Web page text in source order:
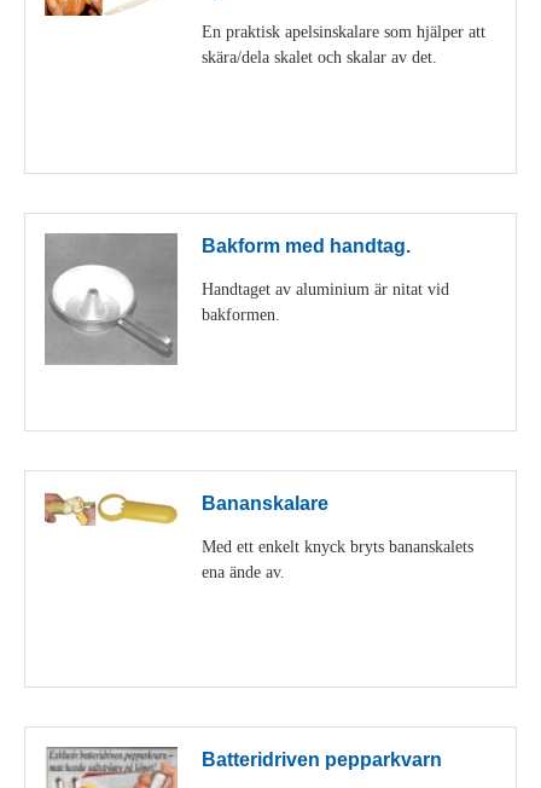
En praktisk apelsinskalare som hjälper att
skära/dela skalet och skalar av det.
Bakform med handtag.
Handtaget av aluminium är nitat vid
bakformen.
Bananskalare
Med ett enkelt knyck bryts bananskalets
ena ände av.
Batteridriven pepparkvarn